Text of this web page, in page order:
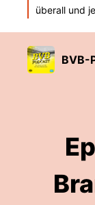
überall und